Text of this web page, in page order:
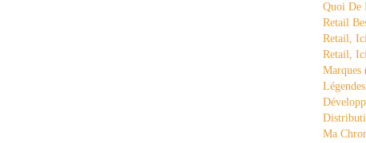
Quoi De
Retail
Retail,
Retail,
Marques
Ma